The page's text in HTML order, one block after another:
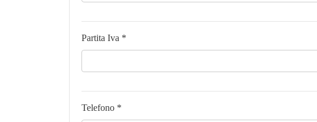
Partita Iva *
Telefono *